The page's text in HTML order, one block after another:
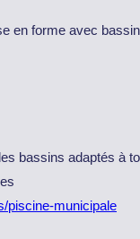
en forme avec
bassins adaptés à
piscine-municipale